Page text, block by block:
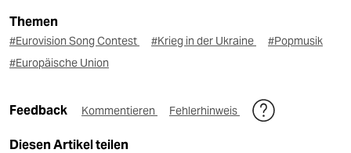
Themen
#Eurovision Song Contest #Krieg in der Ukraine
#Popmusik
#Europäische Union
Feedback Kommentieren Fehlerhinweis
Diesen Artikel teilen